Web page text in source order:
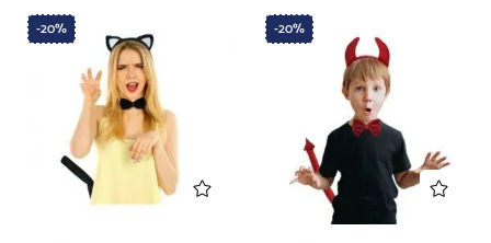
-20% -20%